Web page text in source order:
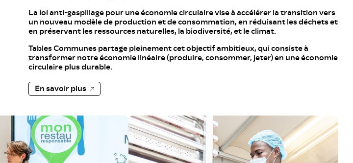
E 213 Benzoate de Calcium
E 284 Acide Borique
E 319 Butylhydroquinone Tertiaire / TBHQ
Antiagglomérants
Dioxyde de Silicium
La loi anti-gaspillage pour une économie circulaire vise à accélérer la transition vers
un nouveau modèle de production et de consommation, en réduisant les déchets et
en préservant les ressources naturelles, la biodiversité, et le climat.
Tables Communes partage pleinement cet objectif ambitieux, qui consiste à
transformer notre économie linéaire (produire, consommer, jeter) en une économie
circulaire plus durable.
En savoir plus